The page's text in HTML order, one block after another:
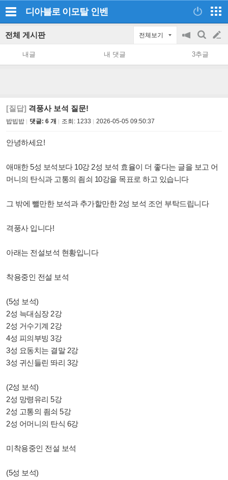
디아블로 이모탈 인벤
전체 게시판 전체보기
공
on/off
검
색
글
쓰
내글 내 댓글 3추글
[질답] 격풍사 보석 질문!
밥빕밥 댓글: 6 개 조회: 1233 2026-05-05 09:50:37
안녕하세요!
애매한 5성 보석보다 10강 2성 보석 효율이 더 좋다는 글을 보고 어
머니의 탄식과 고통의 죔쇠 10강을 목표로 하고 있습니다
그 밖에 뺄만한 보석과 추가할만한 2성 보석 조언 부탁드립니다
격풍사 입니다!
아래는 전설보석 현황입니다
착용중인 전설 보석
(5성 보석)
2성 늑대심장 2강
2성 거수기계 2강
4성 피의부빙 3강
3성 요동치는 결말 2강
3성 귀신들린 똬리 3강
(2성 보석)
2성 망령유리 5강
2성 고통의 죔쇠 5강
2성 어머니의 탄식 6강
미착용중인 전설 보석
(5성 보석)